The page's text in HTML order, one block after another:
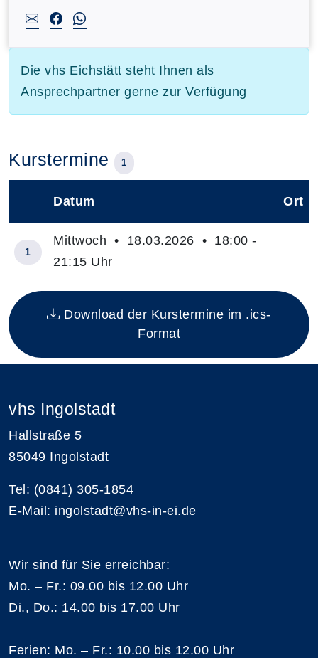
Die vhs Eichstätt steht Ihnen als
Ansprechpartner gerne zur Verfügung
Kurstermine 1
Insgesamt gibt es 1 Termine zum diesen Kurs
Datum Ort
1
Mittwoch • 18.03.2026 • 18:00 -
21:15 Uhr
Download der Kurstermine im .ics-
Format
vhs Ingolstadt
Hallstraße 5
85049 Ingolstadt
Tel: (0841) 305-1854
E-Mail: ingolstadt@vhs-in-ei.de
Wir sind für Sie erreichbar:
Mo. – Fr.: 09.00 bis 12.00 Uhr
Di., Do.: 14.00 bis 17.00 Uhr
Ferien: Mo. – Fr.: 10.00 bis 12.00 Uhr